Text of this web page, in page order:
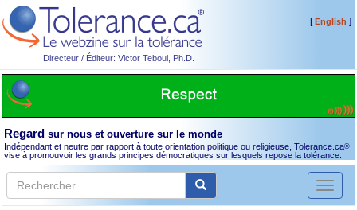
Directeur / Éditeur: Victor Teboul, Ph.D.
[English ]
Regard sur nous et ouverture sur le monde
Indépendant et neutre par rapport à toute orientation politique ou religieuse, Tolerance.ca®
vise à promouvoir les grands principes démocratiques sur lesquels repose la tolérance.
Toggle